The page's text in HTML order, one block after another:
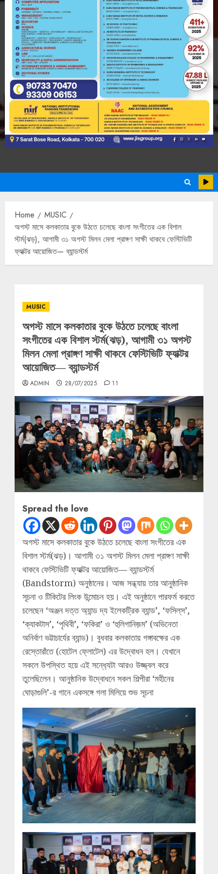
Home
MUSIC
অগস্ট মাসে কলকাতার বুকে উঠতে চলেছে বাংলা সংগীতের এক বিশাল
স্টর্ম(ঝড়), আগামী ৩১ অগস্ট মিলন মেলা প্রাঙ্গণ সাক্ষী থাকবে ফেস্টিভিটি
ফ্যাক্টর আয়োজিত— ব্যান্ডস্টর্ম
MUSIC
অগস্ট মাসে কলকাতার বুকে উঠতে চলেছে বাংলা
সংগীতের এক বিশাল স্টর্ম(ঝড়), আগামী ৩১ অগস্ট
মিলন মেলা প্রাঙ্গণ সাক্ষী থাকবে ফেস্টিভিটি ফ্যাক্টর
আয়োজিত— ব্যান্ডস্টর্ম
ADMIN 28/07/2025 11
Spread the love
অগস্ট মাসে কলকাতার বুকে উঠতে চলেছে বাংলা সংগীতের এক
বিশাল স্টর্ম(ঝড়)। আগামী ৩১ অগস্ট মিলন মেলা প্রাঙ্গণ সাক্ষী
থাকবে ফেস্টিভিটি ফ্যাক্টর আয়োজিত— ব্যান্ডস্টর্ম
(Bandstorm) অনুষ্ঠানের। আজ সন্ধ্যায় তার আনুষ্ঠানিক
সূচনা ও টিকিটের লিংক উন্মোচন হয়। এই অনুষ্ঠানে পারফর্ম করতে
চলেছেন ‘অঞ্জন দত্ত অ্যান্ড দ্য ইলেকট্রিক ব্যান্ড’, ‘ফসিল্‌স’,
‘ক্যাকটাস’, ‘পৃথিবী’, ‘ফকিরা’ ও ‘হুলিগানিজ়ম’ (অভিনেতা
অনির্বাণ ভট্টাচার্যের ব্যান্ড)। বুধবার কলকাতায় গঙ্গাবক্ষের এক
রেস্তোরাঁতে (হোটেল ফ্লোটেল) এর উদ্বোধন হল। যেখানে
সকলে উপস্থিত হয়ে এই সন্ধ‍্যেটা আরও উজ্জ্বল করে
তুলেছিলেন। আনুষ্ঠানিক উদ্বোধনে সকল শিল্পীরা ‘মহীনের
ঘোড়াগুলি’-র গানে একসঙ্গে গলা মিলিয়ে শুভ সূচনা